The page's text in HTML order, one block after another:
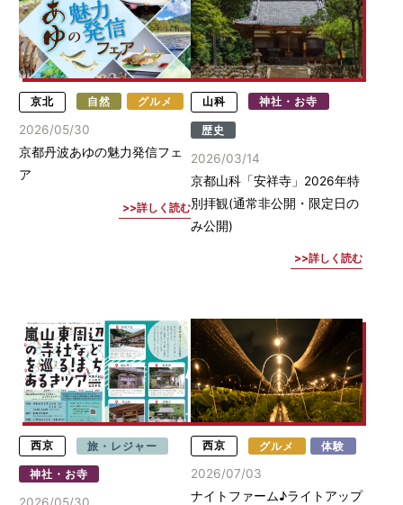
京北 自然 グルメ
2026/05/30
京都丹波あゆの魅力発信フェ
ア
詳しく読む
山科 神社・お寺
歴史
2026/03/14
京都山科「安祥寺」2026年特
別拝観(通常非公開・限定日の
み公開)
詳しく読む
西京 旅・レジャー
神社・お寺
西京 グルメ 体験
2026/07/03
ナイトファーム♪ライトアップ